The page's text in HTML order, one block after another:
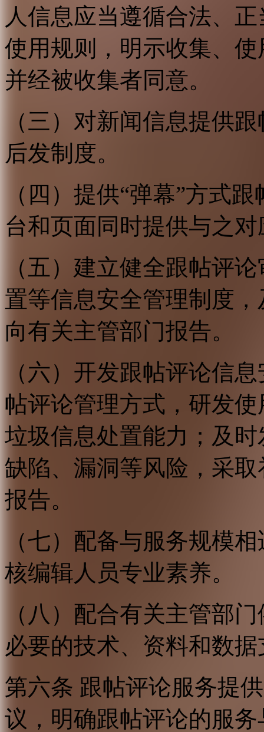
人信息应当遵循合法、
使用规则，明示收集、
并经被收集者同意。
（三）对新闻信息提供
后发制度。
（四）提供“弹幕”方式
台和页面同时提供与之
（五）建立健全跟帖评
置等信息安全管理制度
向有关主管部门报告。
（六）开发跟帖评论信
帖评论管理方式，研发
垃圾信息处置能力；及
缺陷、漏洞等风险，采
报告。
（七）配备与服务规模
核编辑人员专业素养。
（八）配合有关主管部
必要的技术、资料和数
第六条 跟帖评论服务提
议，明确跟帖评论的服